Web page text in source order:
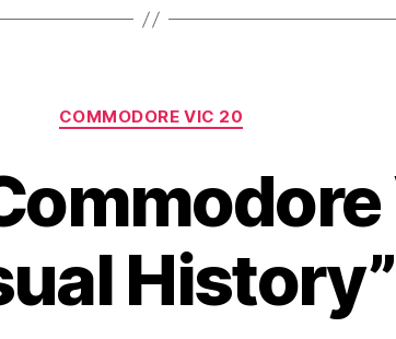
Categorie
COMMODORE VIC 20
History”